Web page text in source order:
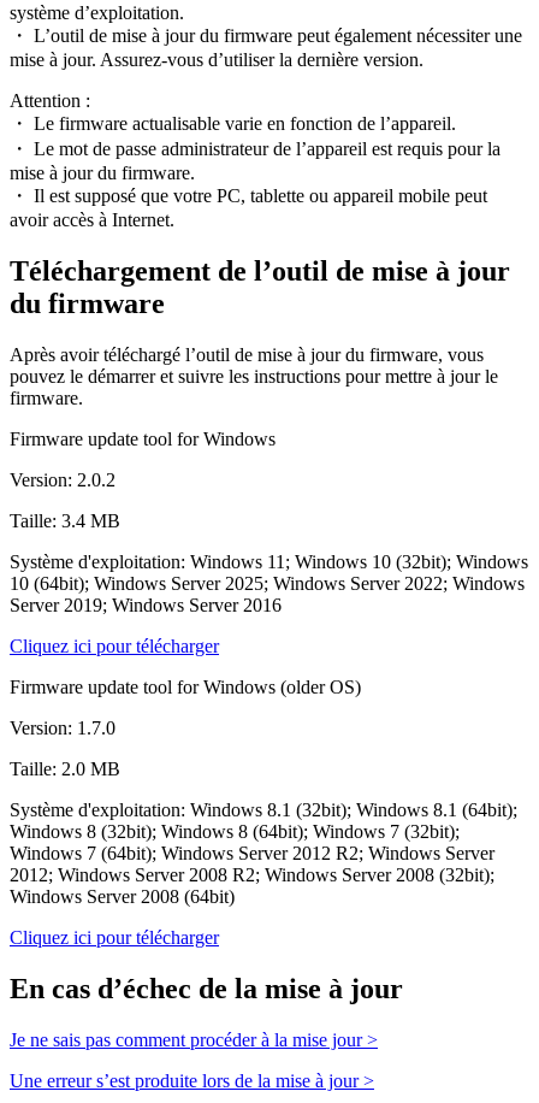
système d’exploitation.
・ L’outil de mise à jour du firmware peut également nécessiter une
mise à jour. Assurez-vous d’utiliser la dernière version.
Attention :
・ Le firmware actualisable varie en fonction de l’appareil.
・ Le mot de passe administrateur de l’appareil est requis pour la
mise à jour du firmware.
・ Il est supposé que votre PC, tablette ou appareil mobile peut
avoir accès à Internet.
Téléchargement de l’outil de mise à jour
du firmware
Après avoir téléchargé l’outil de mise à jour du firmware, vous
pouvez le démarrer et suivre les instructions pour mettre à jour le
firmware.
Firmware update tool for Windows
Version: 2.0.2
Taille: 3.4 MB
Système d'exploitation: Windows 11; Windows 10 (32bit); Windows
10 (64bit); Windows Server 2025; Windows Server 2022; Windows
Server 2019; Windows Server 2016
Cliquez ici pour télécharger
Firmware update tool for Windows (older OS)
Version: 1.7.0
Taille: 2.0 MB
Système d'exploitation: Windows 8.1 (32bit); Windows 8.1 (64bit);
Windows 8 (32bit); Windows 8 (64bit); Windows 7 (32bit);
Windows 7 (64bit); Windows Server 2012 R2; Windows Server
2012; Windows Server 2008 R2; Windows Server 2008 (32bit);
Windows Server 2008 (64bit)
Cliquez ici pour télécharger
En cas d’échec de la mise à jour
Je ne sais pas comment procéder à la mise jour >
Une erreur s’est produite lors de la mise à jour >